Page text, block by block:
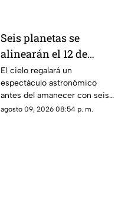
Seis planetas se
alinearán el 12 de
agosto: así podrás
observar el fenómeno
desde Morelos
El cielo regalará un
espectáculo astronómico
antes del amanecer con seis
planetas visibles desde
agosto 09, 2026 08:54 p. m.